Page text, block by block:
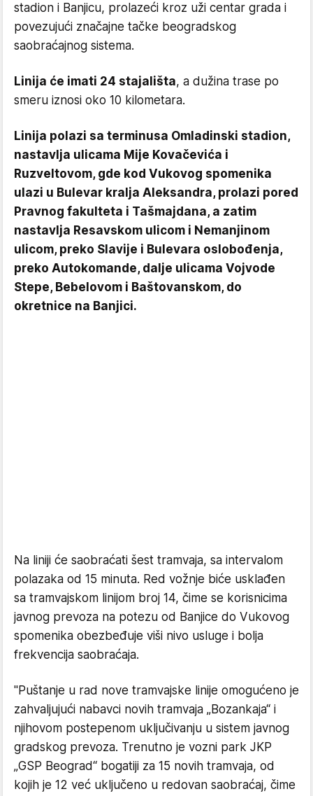
stadion i Banjicu, prolazeći kroz uži centar grada i
povezujući značajne tačke beogradskog
saobraćajnog sistema.
Linija će imati 24 stajališta, a dužina trase po
smeru iznosi oko 10 kilometara.
Linija polazi sa terminusa Omladinski stadion,
nastavlja ulicama Mije Kovačevića i
Ruzveltovom, gde kod Vukovog spomenika
ulazi u Bulevar kralja Aleksandra, prolazi pored
Pravnog fakulteta i Tašmajdana, a zatim
nastavlja Resavskom ulicom i Nemanjinom
ulicom, preko Slavije i Bulevara oslobođenja,
preko Autokomande, dalje ulicama Vojvode
Stepe, Bebelovom i Baštovanskom, do
okretnice na Banjici.
Na liniji će saobraćati šest tramvaja, sa intervalom
polazaka od 15 minuta. Red vožnje biće usklađen
sa tramvajskom linijom broj 14, čime se korisnicima
javnog prevoza na potezu od Banjice do Vukovog
spomenika obezbeđuje viši nivo usluge i bolja
frekvencija saobraćaja.
"Puštanje u rad nove tramvajske linije omogućeno je
zahvaljujući nabavci novih tramvaja „Bozankaja“ i
njihovom postepenom uključivanju u sistem javnog
gradskog prevoza. Trenutno je vozni park JKP
„GSP Beograd“ bogatiji za 15 novih tramvaja, od
kojih je 12 već uključeno u redovan saobraćaj, čime